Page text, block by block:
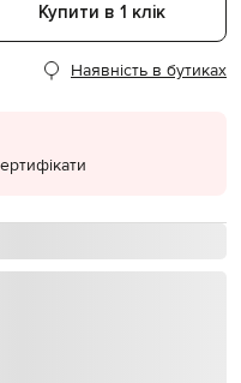
Купити в 1 клік
Наявність в бутиках